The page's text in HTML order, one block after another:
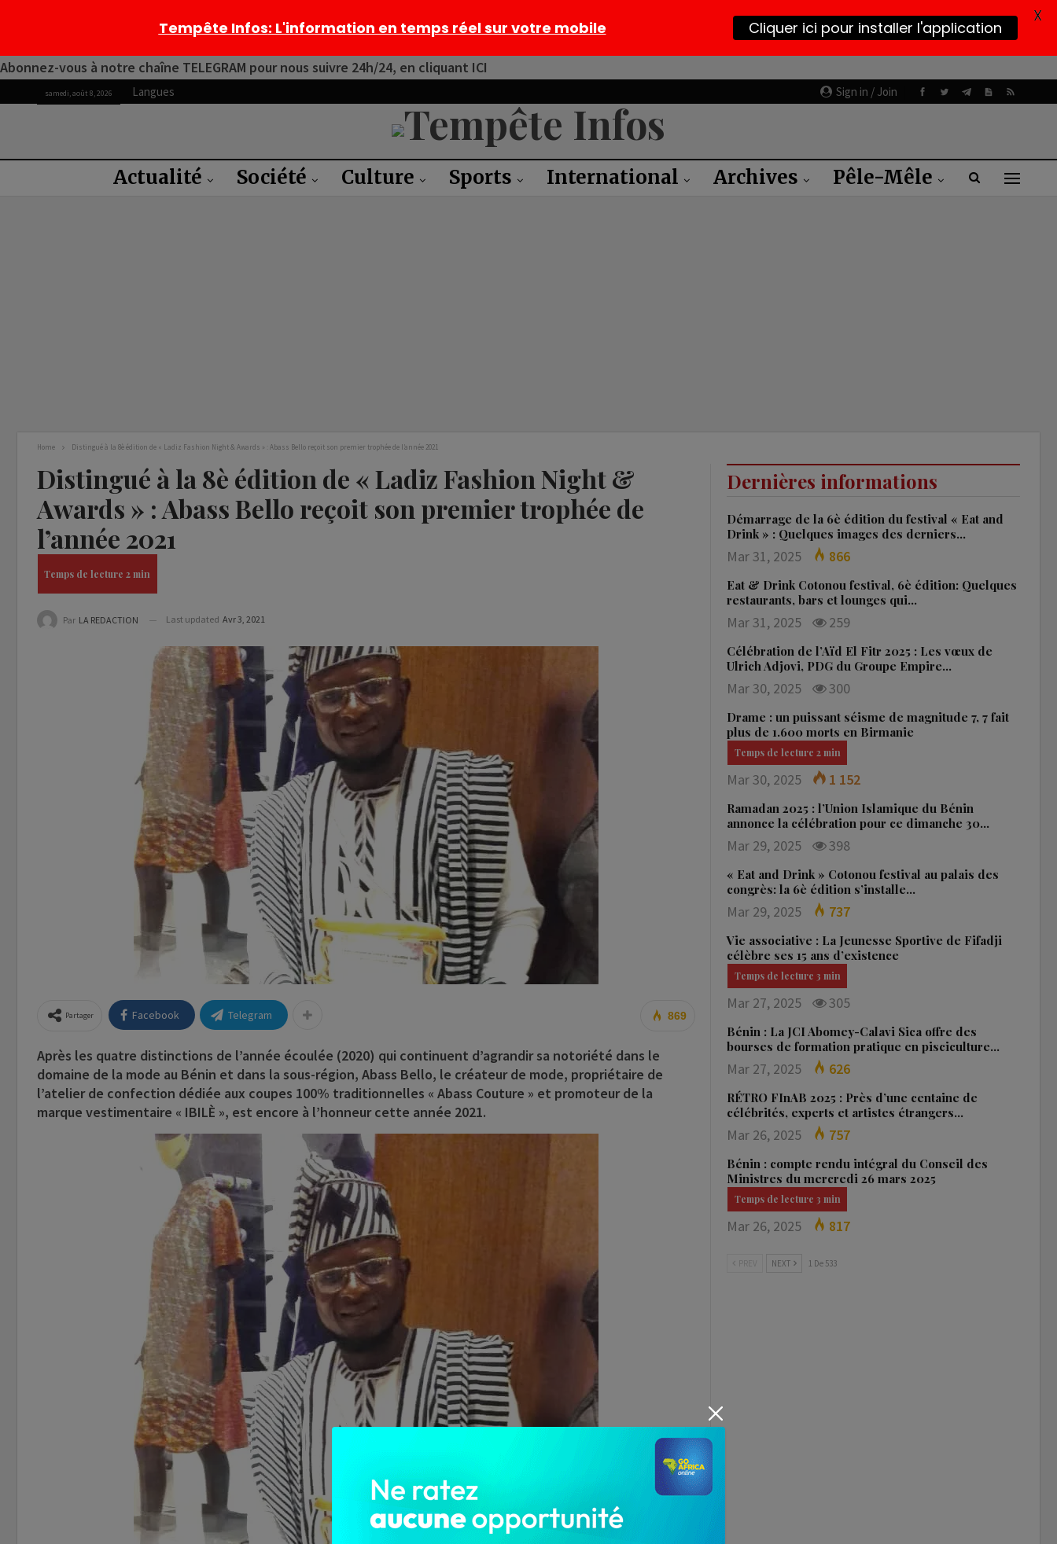
Abonnez-vous à notre chaîne TELEGRAM pour nous suivre 24h/24, en cliquant ICI
Sign in / Join
samedi, août 8, 2026 Langues
Actualité Société Culture Sports International Archives Pêle-Mêle
Home Distingué à la 8è édition de « Ladiz Fashion Night & Awards » : Abass Bello reçoit son premier trophée de l’année 2021
Distingué à la 8è édition de « Ladiz Fashion Night &
Awards » : Abass Bello reçoit son premier trophée de
l’année 2021
Par LA REDACTION Last updated Avr 3, 2021
869
Partager Facebook Telegram
Après les quatre distinctions de l’année écoulée (2020) qui continuent d’agrandir sa notoriété dans le
domaine de la mode au Bénin et dans la sous-région, Abass Bello, le créateur de mode, propriétaire de
l’atelier de confection dédiée aux coupes 100% traditionnelles « Abass Couture » et promoteur de la
marque vestimentaire « IBILÈ », est encore à l’honneur cette année 2021.
Dernières informations
Démarrage de la 6è édition du festival « Eat and
Drink » : Quelques images des derniers…
Mar 31, 2025 866
Eat & Drink Cotonou festival, 6è édition: Quelques
restaurants, bars et lounges qui…
Mar 31, 2025 259
Célébration de l’Aïd El Fitr 2025 : Les vœux de
Ulrich Adjovi, PDG du Groupe Empire…
Mar 30, 2025 300
Drame : un puissant séisme de magnitude 7, 7 fait
plus de 1.600 morts en Birmanie
Mar 30, 2025 1 152
Ramadan 2025 : l’Union Islamique du Bénin
annonce la célébration pour ce dimanche 30…
Mar 29, 2025 398
« Eat and Drink » Cotonou festival au palais des
congrès: la 6è édition s’installe…
Mar 29, 2025 737
Vie associative : La Jeunesse Sportive de Fifadji
célèbre ses 15 ans d’existence
Mar 27, 2025 305
Bénin : La JCI Abomey-Calavi Sica offre des
bourses de formation pratique en pisciculture…
Mar 27, 2025 626
RÉTRO FInAB 2025 : Près d’une centaine de
célébrités, experts et artistes étrangers…
Mar 26, 2025 757
Bénin : compte rendu intégral du Conseil des
Ministres du mercredi 26 mars 2025
Mar 26, 2025 817
NEXT 1 De 533
Tempête Infos: L'information en temps réel sur votre mobile Cliquer ici pour installer l'application
X